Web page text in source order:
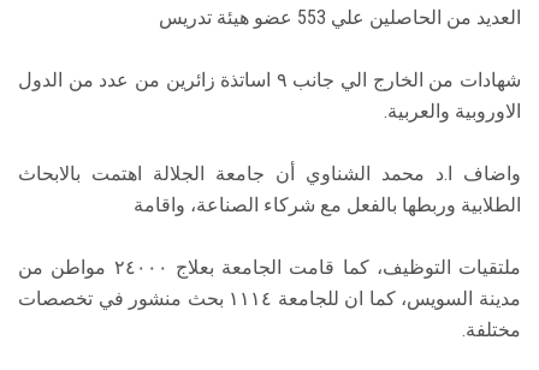
العديد من الحاصلين علي 553 عضو هيئة تدريس
شهادات من الخارج الي جانب ٩ اساتذة زائرين من عدد من الدول
الاوروبية والعربية.
واضاف ا.د محمد الشناوي أن جامعة الجلالة اهتمت بالابحاث
الطلابية وربطها بالفعل مع شركاء الصناعة، واقامة
ملتقيات التوظيف، كما قامت الجامعة بعلاج ٢٤٠٠٠ مواطن من
مدينة السويس، كما ان للجامعة ١١١٤ بحث منشور في تخصصات
مختلفة.